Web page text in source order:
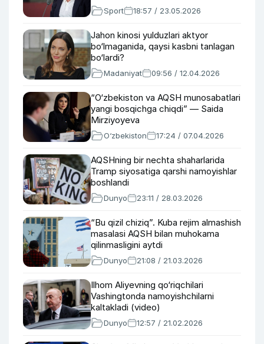
Sport 18:57 / 23.05.2026
Jahon kinosi yulduzlari aktyor
bo‘lmaganida, qaysi kasbni tanlagan
bo‘lardi?
Madaniyat 09:56 / 12.04.2026
“O‘zbekiston va AQSH munosabatlari
yangi bosqichga chiqdi” — Saida
Mirziyoyeva
O‘zbekiston 17:24 / 07.04.2026
AQSHning bir nechta shaharlarida
Tramp siyosatiga qarshi namoyishlar
boshlandi
Dunyo 23:11 / 28.03.2026
“Bu qizil chiziq”. Kuba rejim almashish
masalasi AQSH bilan muhokama
qilinmasligini aytdi
Dunyo 21:08 / 21.03.2026
Ilhom Aliyevning qo‘riqchilari
Vashingtonda namoyishchilarni
kaltakladi (video)
Dunyo 12:57 / 21.02.2026